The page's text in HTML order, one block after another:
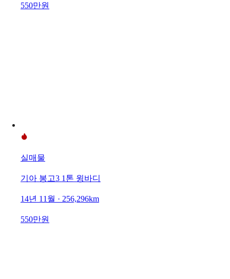
550만원
실매물
기아 봉고3 1톤 윙바디
14년 11월 · 256,296km
550만원